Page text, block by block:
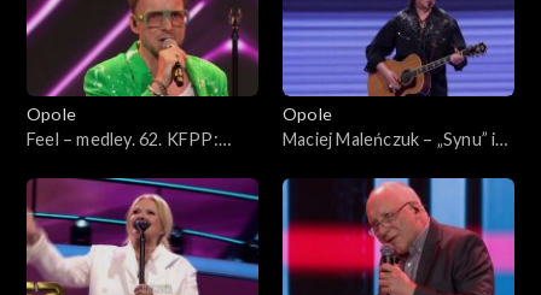
Opole
Feel – medley. 62. KFPP:
Opole
Maciej Maleńczuk – „Synu” i
KFPP: Koncert
„SuperJedynki”